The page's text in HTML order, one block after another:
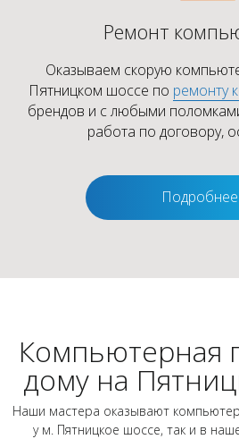
Ремонт
Оказываем скорую
Пятницком шоссе по ремонту
брендов и с любыми
работа по договору,
Подробнее
Компьютерная
дому на
Наши мастера оказывают
у м. Пятницкое шоссе, так и в